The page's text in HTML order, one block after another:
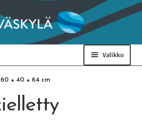
Siirry
navigointiin
Siirry
sisältöön
Valikko
museo
× 40 × 64 cm